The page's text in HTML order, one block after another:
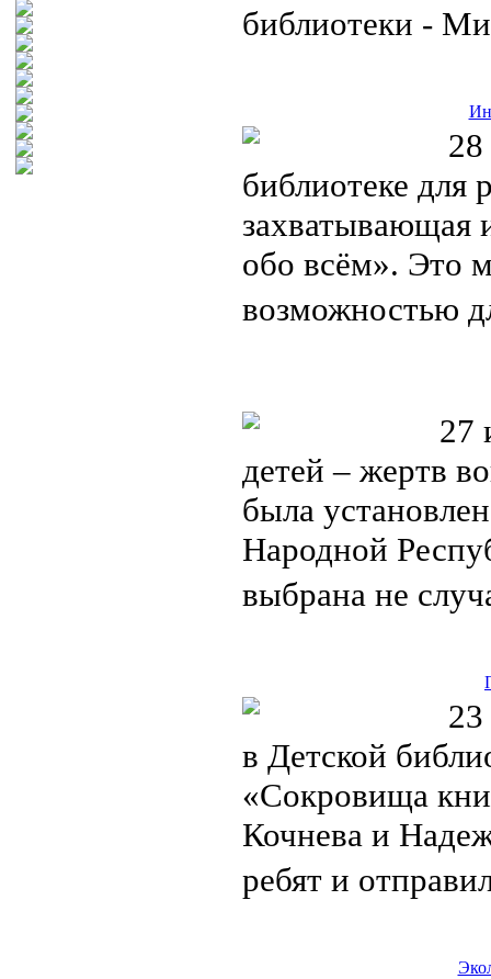
библиотеки -
28
библиотеке для
захватывающая
обо всём». Это
возможностью
27
детей – жертв
была
Народной
выбрана не
23
в Детской
«Сокровища
Кочнева и
ребят и